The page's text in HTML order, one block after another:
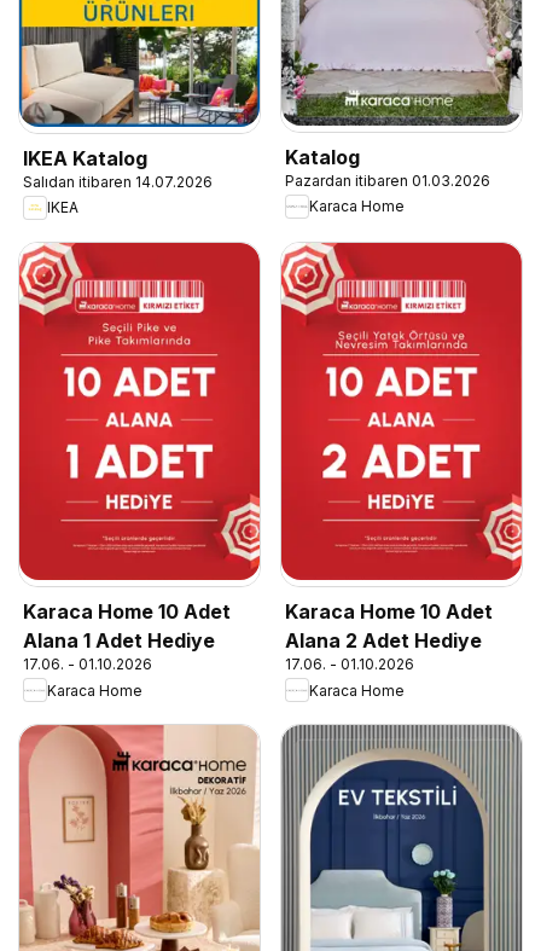
IKEA Katalog
Salıdan itibaren 14.07.2026
IKEA
Katalog
Pazardan itibaren 01.03.2026
Karaca Home
Karaca Home 10 Adet
Alana 1 Adet Hediye
17.06. - 01.10.2026
Karaca Home
Karaca Home 10 Adet
Alana 2 Adet Hediye
17.06. - 01.10.2026
Karaca Home